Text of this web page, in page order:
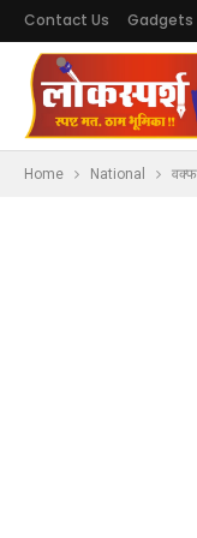
Contact Us Gadgets
Home National वक्फ